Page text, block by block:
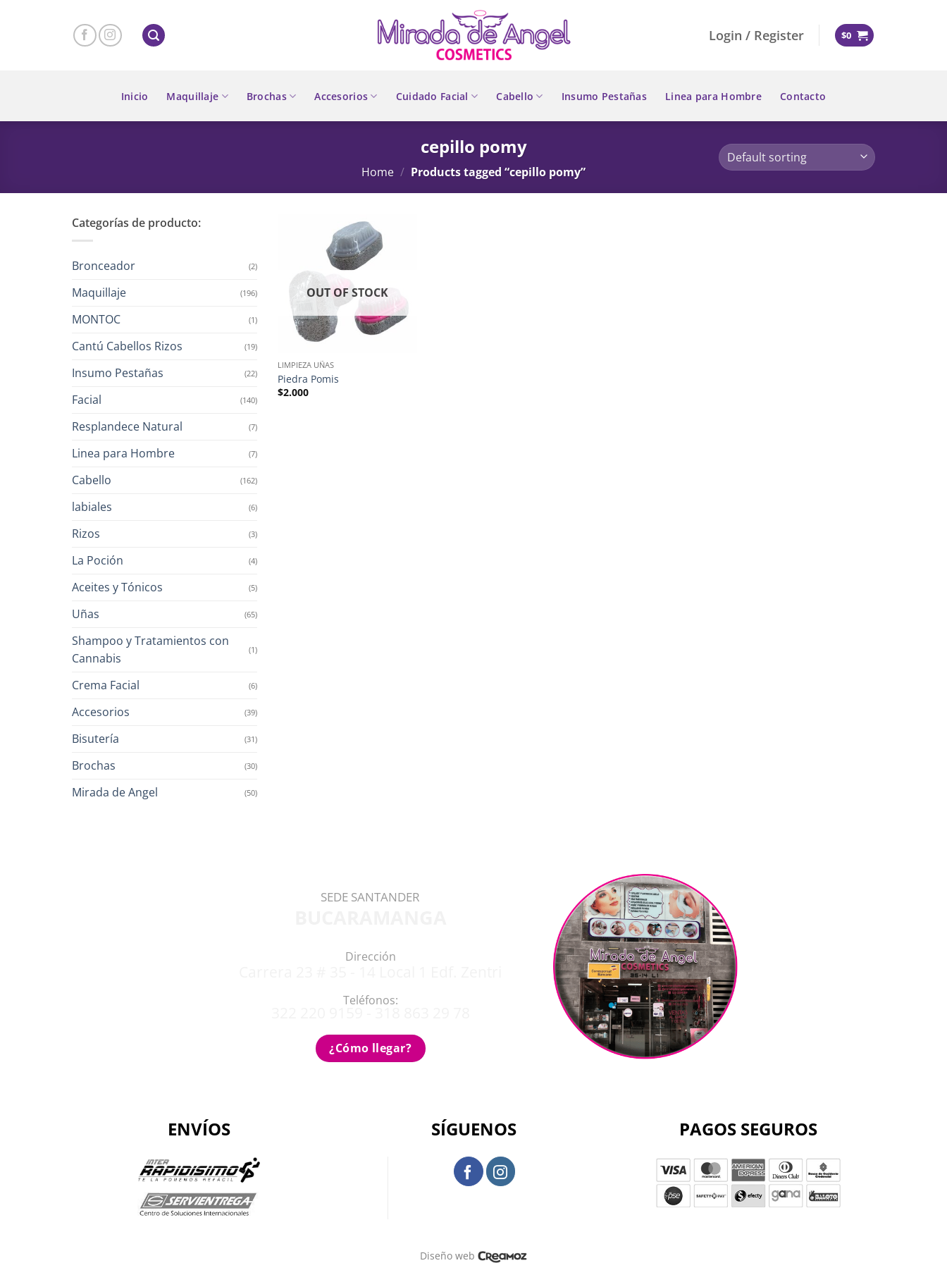
Login / Register $0
Inicio Maquillaje Brochas Accesorios Cuidado Facial Cabello Insumo Pestañas Linea para Hombre Contacto
cepillo pomy
Home / Products tagged “cepillo pomy”
Categorías de producto:
Bronceador (2)
Maquillaje (196)
MONTOC (1)
Cantú Cabellos Rizos (19)
Insumo Pestañas (22)
Facial (140)
Resplandece Natural (7)
Linea para Hombre (7)
Cabello (162)
labiales (6)
Rizos (3)
La Poción (4)
Aceites y Tónicos (5)
Uñas (65)
Shampoo y Tratamientos con
Cannabis
(1)
Crema Facial (6)
Accesorios (39)
Bisutería (31)
Brochas (30)
Mirada de Angel (50)
OUT OF STOCK
LIMPIEZA UÑAS
Piedra Pomis
$2.000
SEDE SANTANDER
Dirección
Teléfonos:
¿Cómo llegar?
ENVÍOS SÍGUENOS PAGOS SEGUROS
Diseño web